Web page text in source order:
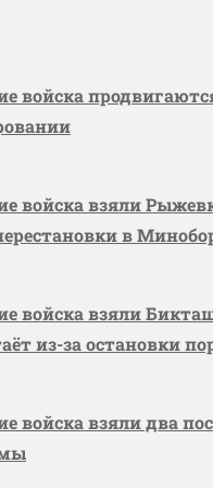
войска
войска взяли
в
войска взяли
из-за остановки
войска взяли два